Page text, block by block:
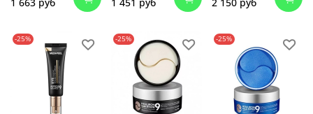
-25% -25% -25%